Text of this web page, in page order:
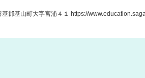
郡基山町大字宮浦４１ https://